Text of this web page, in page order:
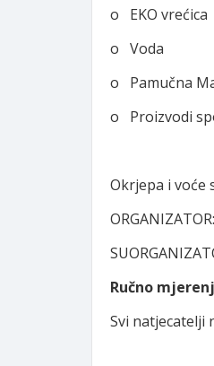
o EKO vrećica
o Voda
o Pamučna
o Proizvodi
Okrjepa i voće
Ručno
Svi natjecatelji